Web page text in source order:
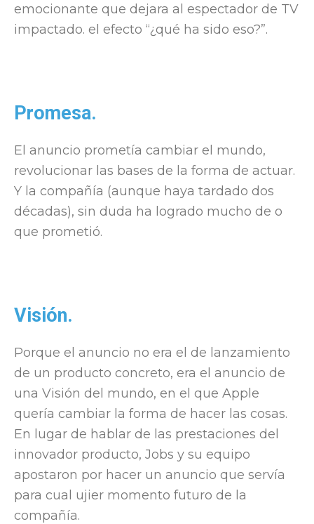
emocionante que dejara al espectador de TV
impactado. el efecto “¿qué ha sido eso?”.
Promesa.
El anuncio prometía cambiar el mundo,
revolucionar las bases de la forma de actuar.
Y la compañía (aunque haya tardado dos
décadas), sin duda ha logrado mucho de o
que prometió.
Visión.
Porque el anuncio no era el de lanzamiento
de un producto concreto, era el anuncio de
una Visión del mundo, en el que Apple
quería cambiar la forma de hacer las cosas.
En lugar de hablar de las prestaciones del
innovador producto, Jobs y su equipo
apostaron por hacer un anuncio que servía
para cual ujier momento futuro de la
compañía.